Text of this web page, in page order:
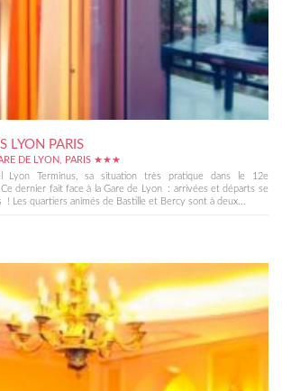
LYON PARIS
DE LYON, PARIS ★★★
Lyon Terminus, sa situation très pratique dans le 12e
dernier fait face à la Gare de Lyon : arrivées et départs se
Les quartiers animés de Bastille et Bercy sont à deux...